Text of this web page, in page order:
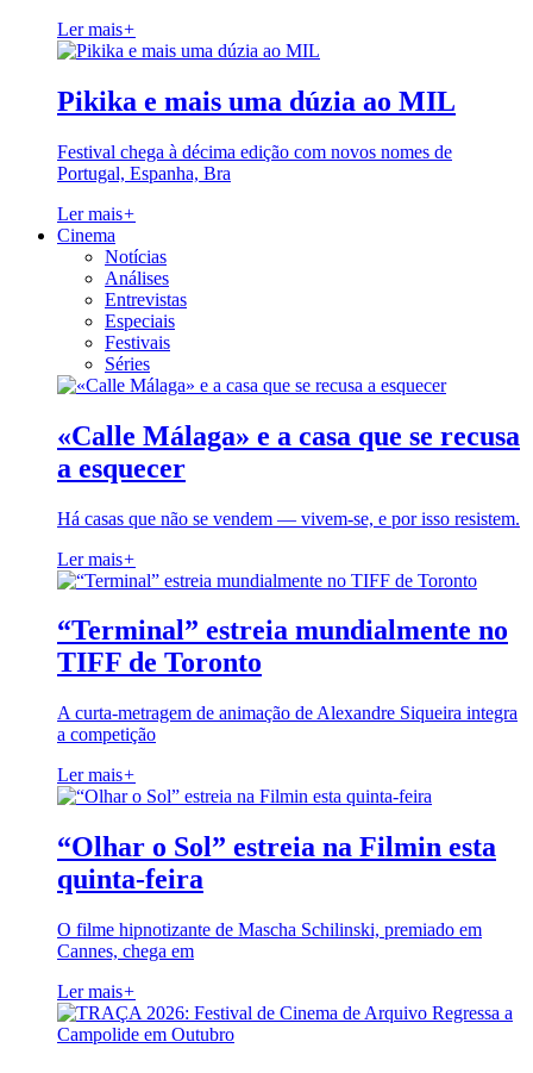
Ler mais+
Pikika e mais uma dúzia ao MIL
Festival chega à décima edição com novos nomes de
Portugal, Espanha, Bra
Ler mais+
Cinema
Notícias
Análises
Entrevistas
Especiais
Festivais
Séries
«Calle Málaga» e a casa que se recusa
a esquecer
Há casas que não se vendem — vivem-se, e por isso resistem.
Ler mais+
“Terminal” estreia mundialmente no
TIFF de Toronto
A curta-metragem de animação de Alexandre Siqueira integra
a competição
Ler mais+
“Olhar o Sol” estreia na Filmin esta
quinta-feira
O filme hipnotizante de Mascha Schilinski, premiado em
Cannes, chega em
Ler mais+